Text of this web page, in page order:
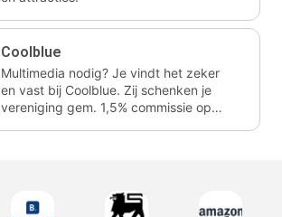
Coolblue
Multimedia nodig? Je vindt het zeker
en vast bij Coolblue. Zij schenken je
vereniging gem. 1,5% commissie op